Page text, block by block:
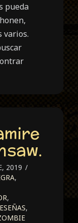
pueda
varios.
2019
,
,
,